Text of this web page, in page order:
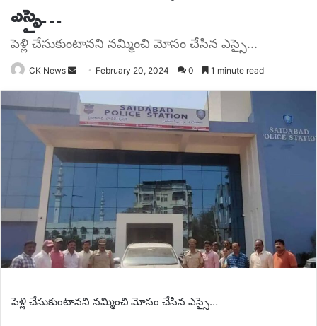
ఎస్సై…
పెళ్లి చేసుకుంటానని నమ్మించి మోసం చేసిన ఎస్సై...
CK News
Send
email
February 20, 2024 0 1 minute read
పెళ్లి చేసుకుంటానని నమ్మించి మోసం చేసిన ఎస్సై…